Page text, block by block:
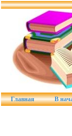
Главная В